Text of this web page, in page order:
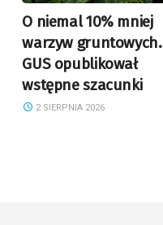
O niemal 10% mniej
warzyw gruntowych.
GUS opublikował
wstępne szacunki
2 SIERPNIA 2026